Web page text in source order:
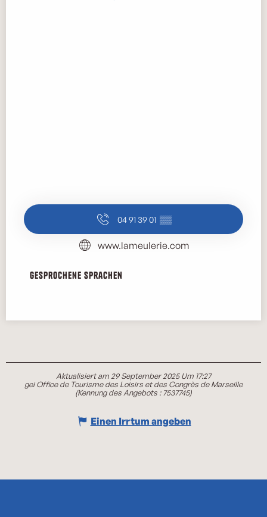
04 91 39 01 ▒▒
www.lameulerie.com
Gesprochene Sprachen
Gesprochene Sprachen
Aktualisiert am 29 September 2025 Um 17:27
gei Office de Tourisme des Loisirs et des Congrès de Marseille
(Kennung des Angebots : 7537745)
Einen Irrtum angeben